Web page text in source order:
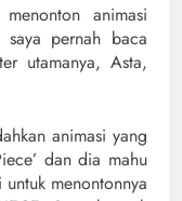
animasi
saya pernah baca
utamanya, Asta,
animasi yang
dan dia mahu
menontonnya